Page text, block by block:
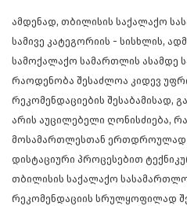
ამდენად, თბილისის საქალაქო
სამივე კატეგორიის - სისხლის,
სამოქალაქო სამართლის ასამდე
რაოდენობა შესაძლოა კიდევ
რეკომენდაციების შესაბამისად,
არის აუცილებელი ღონისძიება,
მოსამართლესთან ერთდროულად
დისტაციური პროცესებით
თბილისის საქალაქო
რეკომენდაციის სრულყოფილად